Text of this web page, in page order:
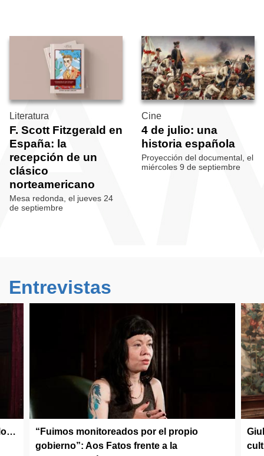
Literatura
F. Scott Fitzgerald en
España: la
recepción de un
clásico
norteamericano
Mesa redonda, el jueves 24
de septiembre
Cine
4 de julio: una
historia española
Proyección del documental, el
miércoles 9 de septiembre
Entrevistas
“Fuimos monitoreados por el propio
gobierno”: Aos Fatos frente a la